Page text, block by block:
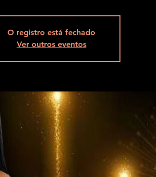
O registro está fechado
Ver outros eventos